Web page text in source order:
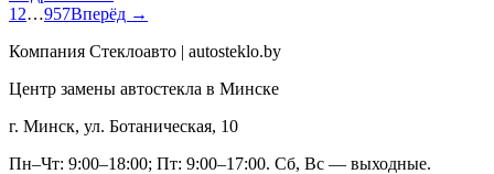
1 2…957Вперёд →
Компания Стеклоавто | autosteklo.by
Центр замены автостекла в Минске
г. Минск, ул. Ботаническая, 10
Пн–Чт: 9:00–18:00; Пт: 9:00–17:00. Сб, Вс — выходные.